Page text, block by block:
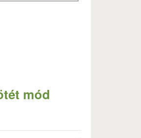
mód